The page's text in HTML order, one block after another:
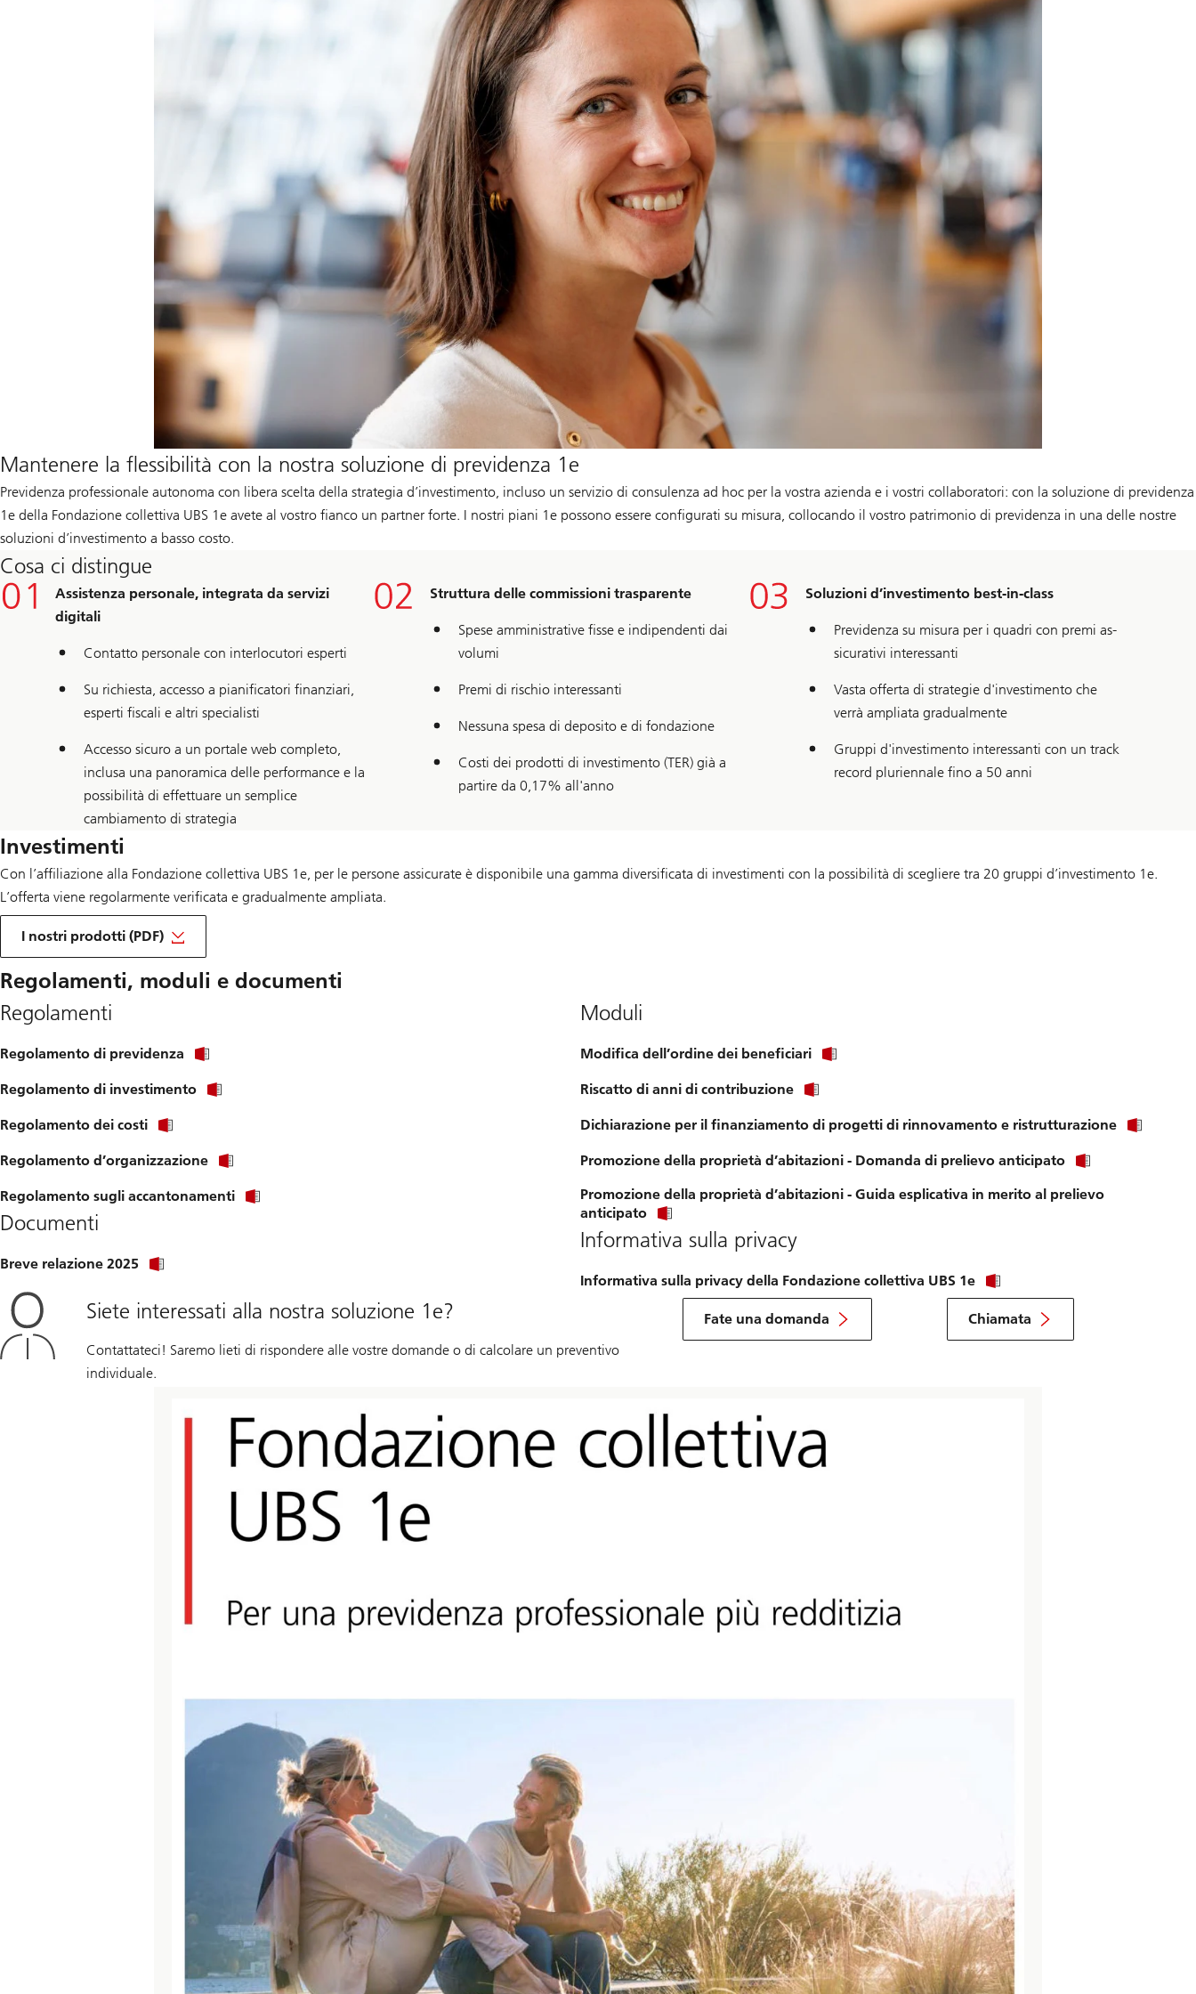
Mantenere la flessibilità con la nostra soluzione di previdenza 1e
Previdenza professionale autonoma con libera scelta della strategia d’investimento, incluso un servizio di consulenza ad hoc per la vostra azienda e i vostri collaboratori: con la soluzione di previdenza
1e della Fondazione collettiva UBS 1e avete al vostro fianco un partner forte. I nostri piani 1e possono essere configurati su misura, collocando il vostro patrimonio di previdenza in una delle nostre
soluzioni d’investimento a basso costo.
Cosa ci distingue
Assistenza personale, integrata da servizi
digitali
Contatto personale con interlocutori esperti
Su richiesta, accesso a pianificatori finanziari,
esperti fiscali e altri specialisti
Accesso sicuro a un portale web completo,
inclusa una panoramica delle performance e la
possibilità di effettuare un semplice
cambiamento di strategia
Struttura delle commissioni trasparente
Spese amministrative fisse e indipendenti dai
volumi
Premi di rischio interessanti
Nessuna spesa di deposito e di fondazione
Costi dei prodotti di investimento (TER) già a
partire da 0,17% all'anno
Soluzioni d’investimento best-in-class
Pre­vi­den­za su mi­su­ra per i qua­dri con pre­mi as­
si­cu­ra­ti­vi in­te­res­san­ti
Vasta offerta di strategie d'investimento che
verrà ampliata gradualmente
Gruppi d'investimento interessanti con un track
record pluriennale fino a 50 anni
Investimenti
Con l’affiliazione alla Fondazione collettiva UBS 1e, per le persone assicurate è disponibile una gamma diversificata di investimenti con la possibilità di scegliere tra 20 gruppi d’investimento 1e.
L’offerta viene regolarmente verificata e gradualmente ampliata.
I nostri prodotti (PDF)
Regolamenti, moduli e documenti
Regolamenti
Regolamento di previdenza
Regolamento di investimento
Regolamento dei costi
Regolamento d’organizzazione
Regolamento sugli accantonamenti
Documenti
Breve relazione 2025
Moduli
Modifica dell’ordine dei beneficiari
Riscatto di anni di contribuzione
Dichiarazione per il finanziamento di progetti di rinnovamento e ristrutturazione
Promozione della proprietà d’abitazioni - Domanda di prelievo anticipato
Promozione della proprietà d’abitazioni - Guida esplicativa in merito al prelievo
anticipato
Informativa sulla privacy
Informativa sulla privacy della Fondazione collettiva UBS 1e
Siete interessati alla nostra soluzione 1e?
Contattateci! Saremo lieti di rispondere alle vostre domande o di calcolare un preventivo
individuale.
Fate una domanda Chiamata